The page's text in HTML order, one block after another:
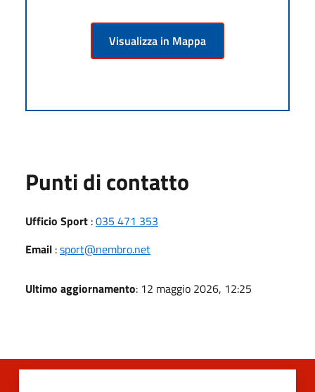
Visualizza in Mappa
Punti di contatto
Ufficio Sport :035 471 353
Email :sport@nembro.net
Ultimo aggiornamento: 12 maggio 2026, 12:25